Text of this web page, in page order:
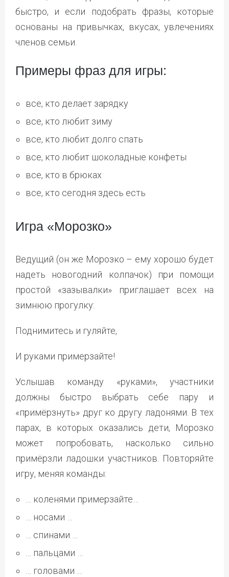
быстро, и если подобрать фразы, которые
основаны на привычках, вкусах, увлечениях
членов семьи.
Примеры фраз для игры:
все, кто делает зарядку
все, кто любит зиму
все, кто любит долго спать
все, кто любит шоколадные конфеты
все, кто в брюках
все, кто сегодня здесь есть
Игра «Морозко»
Ведущий (он же Морозко – ему хорошо будет
надеть новогодний колпачок) при помощи
простой «зазывалки» приглашает всех на
зимнюю прогулку:
Поднимитесь и гуляйте,
И руками примерзайте!
Услышав команду «руками», участники
должны быстро выбрать себе пару и
«примёрзнуть» друг ко другу ладонями. В тех
парах, в которых оказались дети, Морозко
может попробовать, насколько сильно
примёрзли ладошки участников. Повторяйте
игру, меняя команды:
… коленями примерзайте…
… носами …
… спинами …
… пальцами …
… головами …